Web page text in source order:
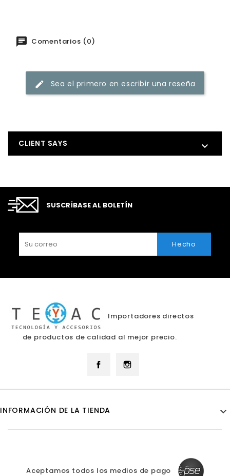
Comentarios (0)
Sea el primero en escribir una reseña
CLIENT SAYS 
SUSCRÍBASE AL BOLETÍN
Importadores directos
de productos de calidad al mejor precio.
Facebook
INFORMACIÓN DE LA TIENDA 
Aceptamos todos los medios de pago